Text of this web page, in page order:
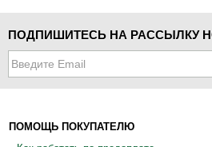
ПОДПИШИТЕСЬ НА РАССЫЛКУ
ПОМОЩЬ ПОКУПАТЕЛЮ